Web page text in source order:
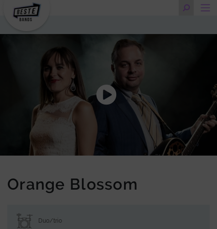
Orange Blossom
Duo/trio